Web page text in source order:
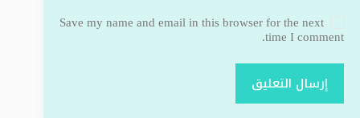
Save my name and email in this browser for the next
time I comment.
إرسال التعليق